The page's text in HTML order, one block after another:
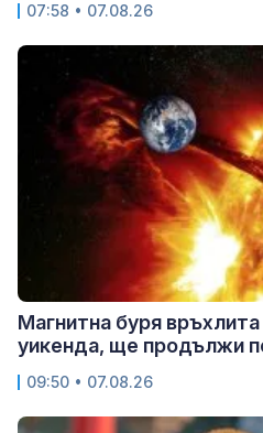
07:58 • 07.08.26
Магнитна буря
уикенда, ще продължи
09:50 • 07.08.26